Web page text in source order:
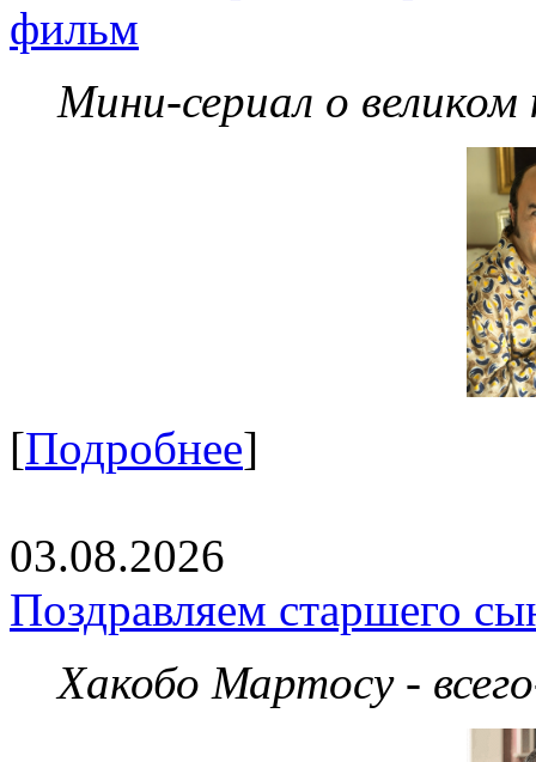
фильм
Мини-сериал о великом
[Подробнее]
03.08.2026
Поздравляем старшего
Хакобо Мартосу -